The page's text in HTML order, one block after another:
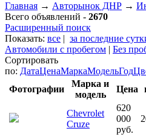
Главная → Авторынок ДНР →
Всего объявлений - 2670
Расширенный поиск
Показать: все | за последние
Автомобили с пробегом | Без
Сортировать
по: ДатаЦенаМаркаМодельГод
Фотографии
Марка и
модель
Цена
Chevrolet
Cruze
620
000
руб.